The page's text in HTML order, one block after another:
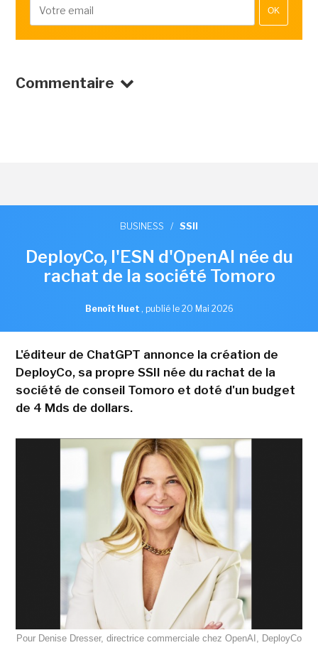
OK
Commentaire
BUSINESS / SSII
DeployCo, l'ESN d'OpenAI née du
rachat de la société Tomoro
Benoît Huet , publié le 20 Mai 2026
L'éditeur de ChatGPT annonce la création de
DeployCo, sa propre SSII née du rachat de la
société de conseil Tomoro et doté d'un budget
de 4 Mds de dollars.
Pour Denise Dresser, directrice commerciale chez OpenAI, DeployCo